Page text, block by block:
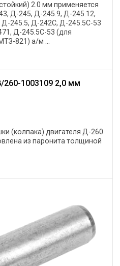
2.0 мм применяется
Д-245, Д-245.9, Д-245.12,
245.5, Д-242С, Д-245.5С-53
Д-245.5С-53 (для
821) а/м ...
260-1003109 2,0 мм
(колпака) двигателя Д-260
из паронита толщиной